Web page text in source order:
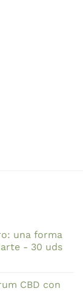
una forma
- 30 uds
CBD con